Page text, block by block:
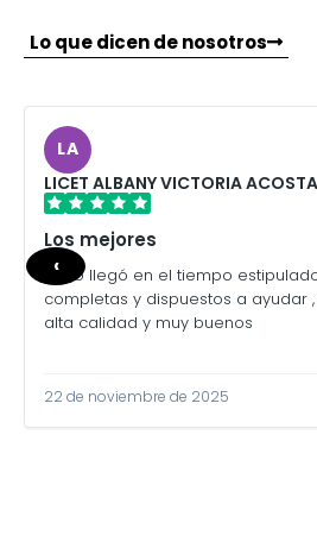
Lo que dicen de nosotros
LA
LICET ALBANY VICTORIA ACOSTA
Los mejores
Todo llegó en el tiempo
completas y dispuestos a ayudar
alta calidad y muy buenos
22 de noviembre de 2025
‹